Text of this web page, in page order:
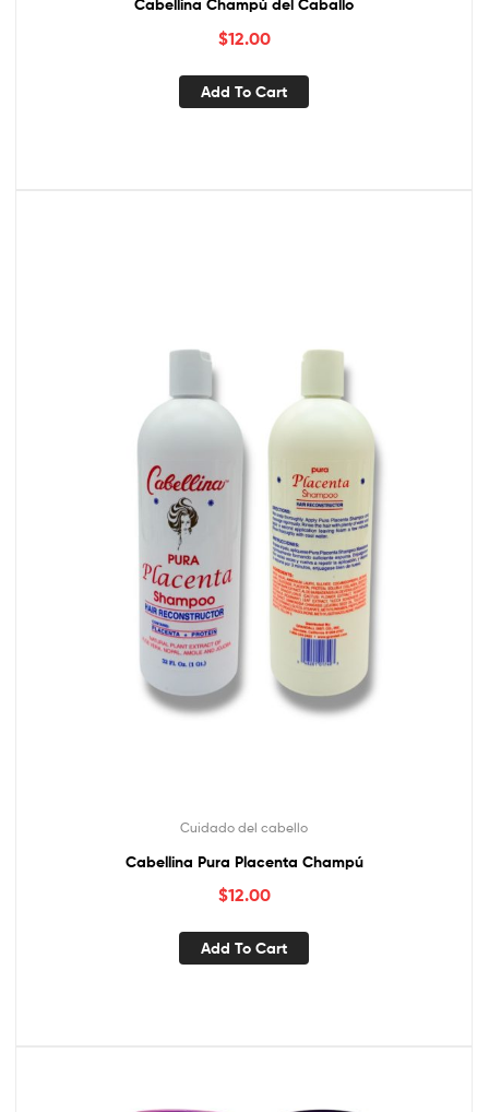
Cabellina Champú del Caballo
$12.00
Add To Cart
Cuidado del cabello
Cabellina Pura Placenta Champú
$12.00
Add To Cart